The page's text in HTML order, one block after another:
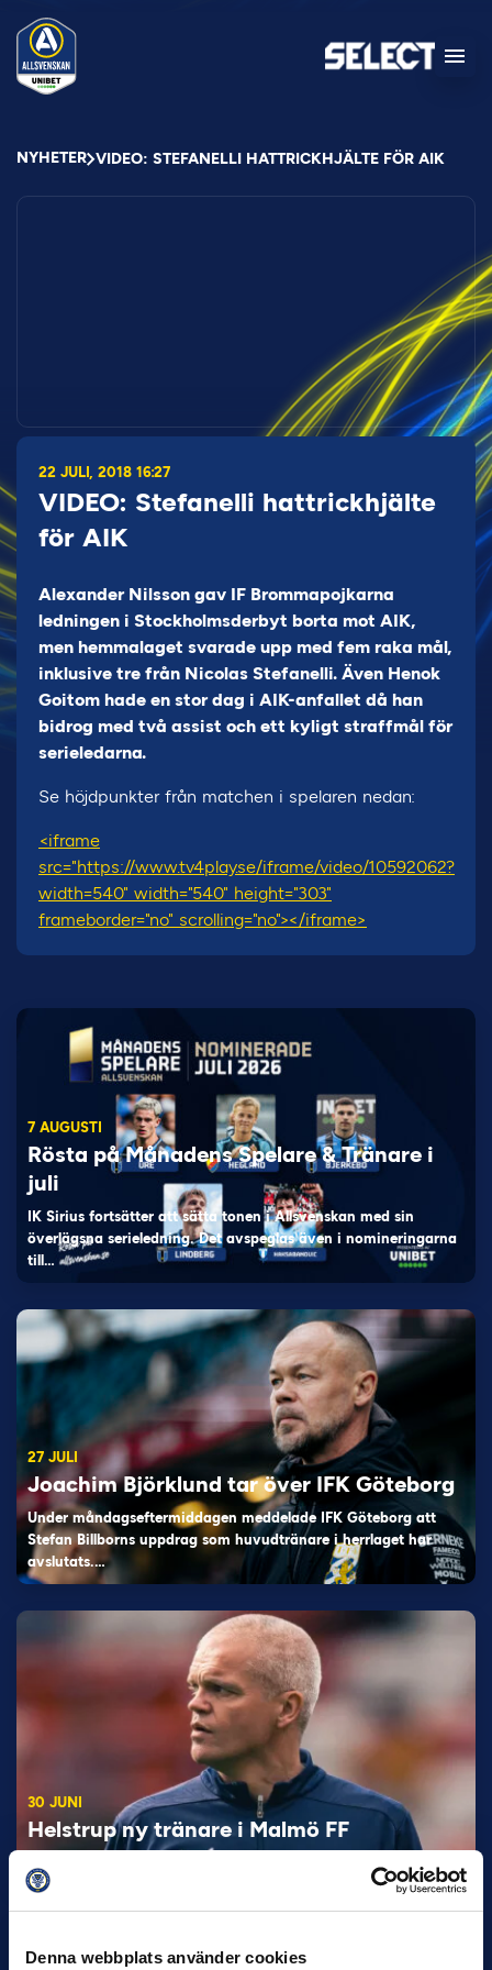
Denna webbplats använder cookies
NYHETER VIDEO: STEFANELLI HATTRICKHJÄLTE FÖR AIK
22 JULI, 2018 16:27
VIDEO: Stefanelli hattrickhjälte
för AIK
Alexander Nilsson gav IF Brommapojkarna
ledningen i Stockholmsderbyt borta mot AIK,
men hemmalaget svarade upp med fem raka mål,
inklusive tre från Nicolas Stefanelli. Även Henok
Goitom hade en stor dag i AIK-anfallet då han
bidrog med två assist och ett kyligt straffmål för
serieledarna.
Se höjdpunkter från matchen i spelaren nedan:
<iframe
src="https://www.tv4play.se/iframe/video/10592062?
width=540" width="540" height="303"
frameborder="no" scrolling="no"></iframe>
7 AUGUSTI
Rösta på Månadens Spelare & Tränare i
juli
IK Sirius fortsätter att sätta tonen i Allsvenskan med sin
överlägsna serieledning. Det avspeglas även i nomineringarna
till…
27 JULI
Joachim Björklund tar över IFK Göteborg
Under måndagseftermiddagen meddelade IFK Göteborg att
Stefan Billborns uppdrag som huvudtränare i herrlaget har
avslutats.…
30 JUNI
Helstrup ny tränare i Malmö FF